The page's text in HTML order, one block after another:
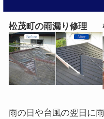
松茂町の雨漏り修理
雨の日や台風の翌日に